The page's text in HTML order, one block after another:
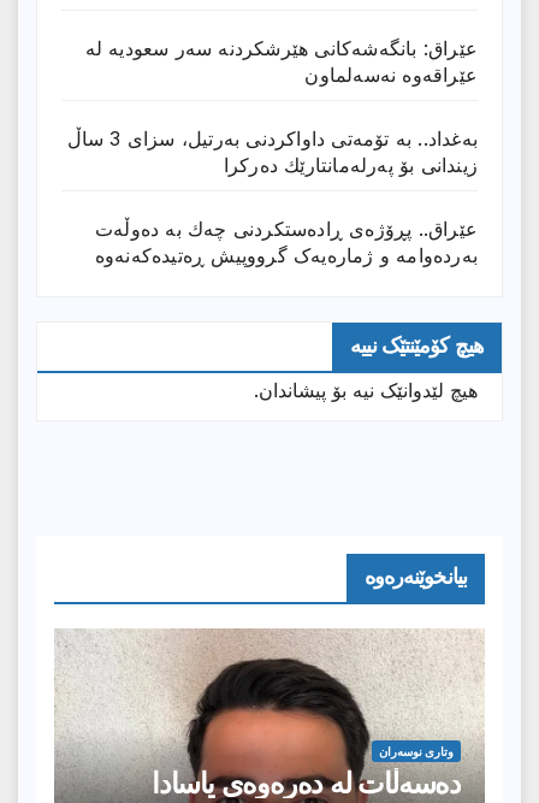
عێراق: بانگەشەكانی هێرشكردنە سەر سعودیە لە
عێراقەوە نەسەلماون
بەغداد.. بە تۆمەتی داواكردنی بەرتیل، سزای 3 ساڵ
زیندانی بۆ پەرلەمانتارێك دەركرا
عێراق.. پڕۆژەی ڕادەستكردنی چەك بە دەوڵەت
بەردەوامە و ژمارەیەک گرووپیش ڕەتیدەکەنەوە
هیچ کۆمێنتێک نییە
هیچ لێدوانێک نیە بۆ پیشاندان.
بیانخوێنەرەوە
وتارى نوسەران
دەسەڵات لە دەرەوەی یاسادا